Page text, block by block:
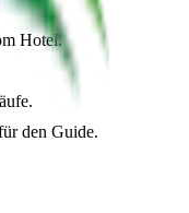
Hotel.
den Guide.